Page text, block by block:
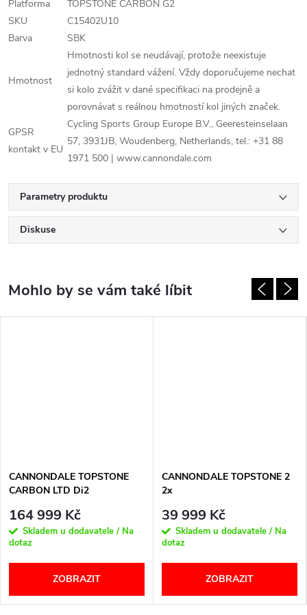
Platforma
TOPSTONE CARBON G2
SKU
C15402U10
Barva
SBK
Hmotnost
Hmotnosti kol se neudávají, protože neexistuje
jednotný standard vážení. Vždy doporučujeme nechat
si kolo zvážit v dané specifikaci na prodejně a
porovnávat s reálnou hmotností kol jiných značek.
GPSR
kontakt v EU
Cycling Sports Group Europe B.V., Geeresteinselaan
57, 3931JB, Woudenberg, Netherlands, tel.: +31 88
1971 500 | www.cannondale.com
Parametry produktu
Diskuse
CANNONDALE TOPSTONE
CARBON LTD Di2
164 999 Kč
Skladem u dodavatele / Na
dotaz
ZOBRAZIT
CANNONDALE TOPSTONE 2
2x
39 999 Kč
Skladem u dodavatele / Na
dotaz
ZOBRAZIT